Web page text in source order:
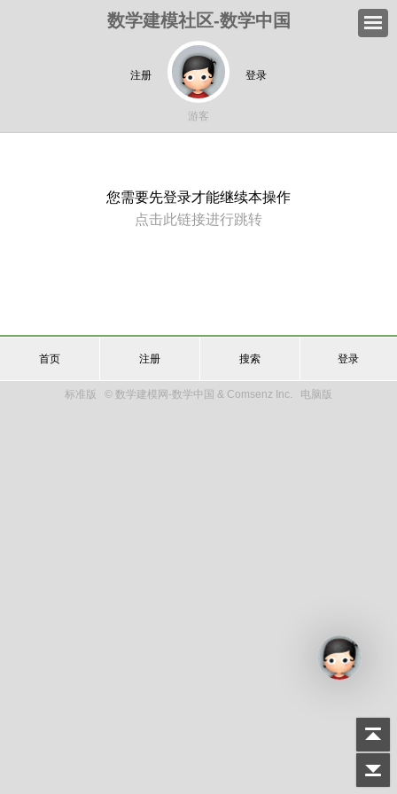
数学建模社区-数学中国
注册 登录
游客
您需要先登录才能继续本操作
点击此链接进行跳转
首页 注册 搜索 登录
标准版 © 数学建模网-数学中国 & Comsenz Inc. 电脑版